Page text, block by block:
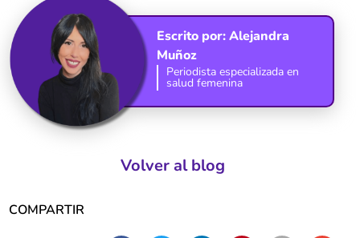
Escrito por:Alejandra
Muñoz
Periodista especializada en
salud femenina
Volver al blog
COMPARTIR